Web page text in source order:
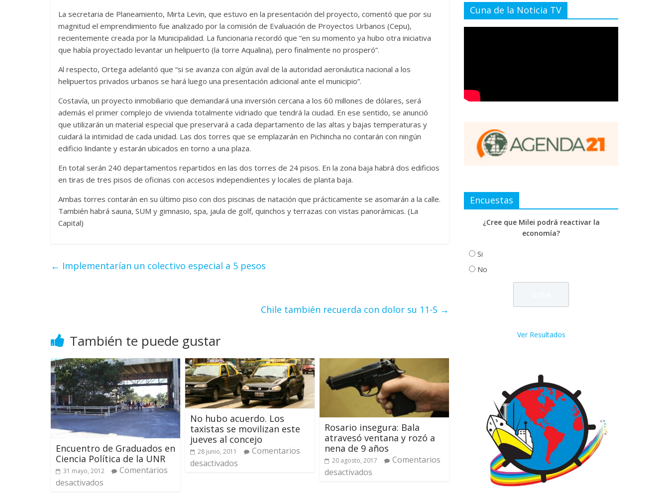
La secretaria de Planeamiento, Mirta Levin, que estuvo en la presentación del proyecto, comentó que por su
magnitud el emprendimiento fue analizado por la comisión de Evaluación de Proyectos Urbanos (Cepu),
recientemente creada por la Municipalidad. La funcionaria recordó que “en su momento ya hubo otra iniciativa
que había proyectado levantar un helipuerto (la torre Aqualina), pero finalmente no prosperó”.
Al respecto, Ortega adelantó que “si se avanza con algún aval de la autoridad aeronáutica nacional a los
helipuertos privados urbanos se hará luego una presentación adicional ante el municipio”.
Costavía, un proyecto inmobiliario que demandará una inversión cercana a los 60 millones de dólares, será
además el primer complejo de vivienda totalmente vidriado que tendrá la ciudad. En ese sentido, se anunció
que utilizarán un material especial que preservará a cada departamento de las altas y bajas temperaturas y
cuidará la intimidad de cada unidad. Las dos torres que se emplazarán en Pichincha no contarán con ningún
edificio lindante y estarán ubicados en torno a una plaza.
En total serán 240 departamentos repartidos en las dos torres de 24 pisos. En la zona baja habrá dos edificios
en tiras de tres pisos de oficinas con accesos independientes y locales de planta baja.
Ambas torres contarán en su último piso con dos piscinas de natación que prácticamente se asomarán a la calle.
También habrá sauna, SUM y gimnasio, spa, jaula de golf, quinchos y terrazas con vistas panorámicas. (La
Capital)
← Implementarían un colectivo especial a 5 pesos
Chile también recuerda con dolor su 11-S →
También te puede gustar
Encuentro de Graduados en
Ciencia Política de la UNR
31 mayo, 2012
Comentarios
desactivados
No hubo acuerdo. Los
taxistas se movilizan este
jueves al concejo
28 junio, 2011
Comentarios
desactivados
Rosario insegura: Bala
atravesó ventana y rozó a
nena de 9 años
20 agosto, 2017
Comentarios
desactivados
Cuna de la Noticia TV
Encuestas
¿Cree que Milei podrá reactivar la
economía?
Si
No
Ver Resultados